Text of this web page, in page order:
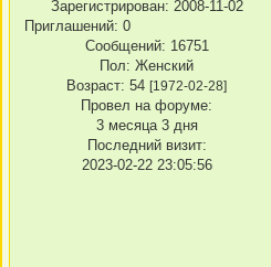
Зарегистрирован: 2008-11-02
Приглашений: 0
Сообщений: 16751
Пол: Женский
Возраст: 54 [1972-02-28]
Провел на форуме:
3 месяца 3 дня
Последний визит:
2023-02-22 23:05:56